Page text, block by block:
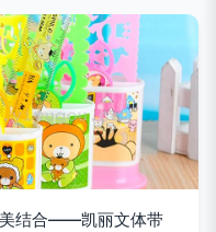
美结合——凯丽文体带